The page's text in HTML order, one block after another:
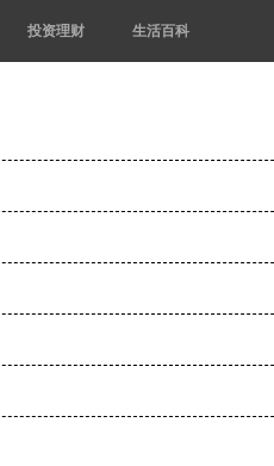
投资理财 生活百科